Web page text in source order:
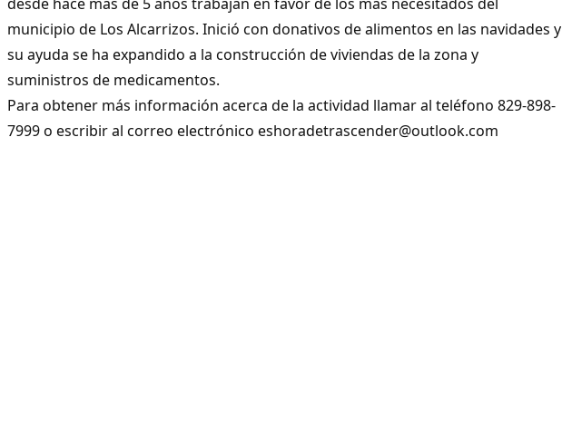
municipio de Los Alcarrizos. Inició con donativos de alimentos en las navidades y
su ayuda se ha expandido a la construcción de viviendas de la zona y
suministros de medicamentos.
Para obtener más información acerca de la actividad llamar al teléfono 829-898-
7999 o escribir al correo electrónico eshoradetrascender@outlook.com